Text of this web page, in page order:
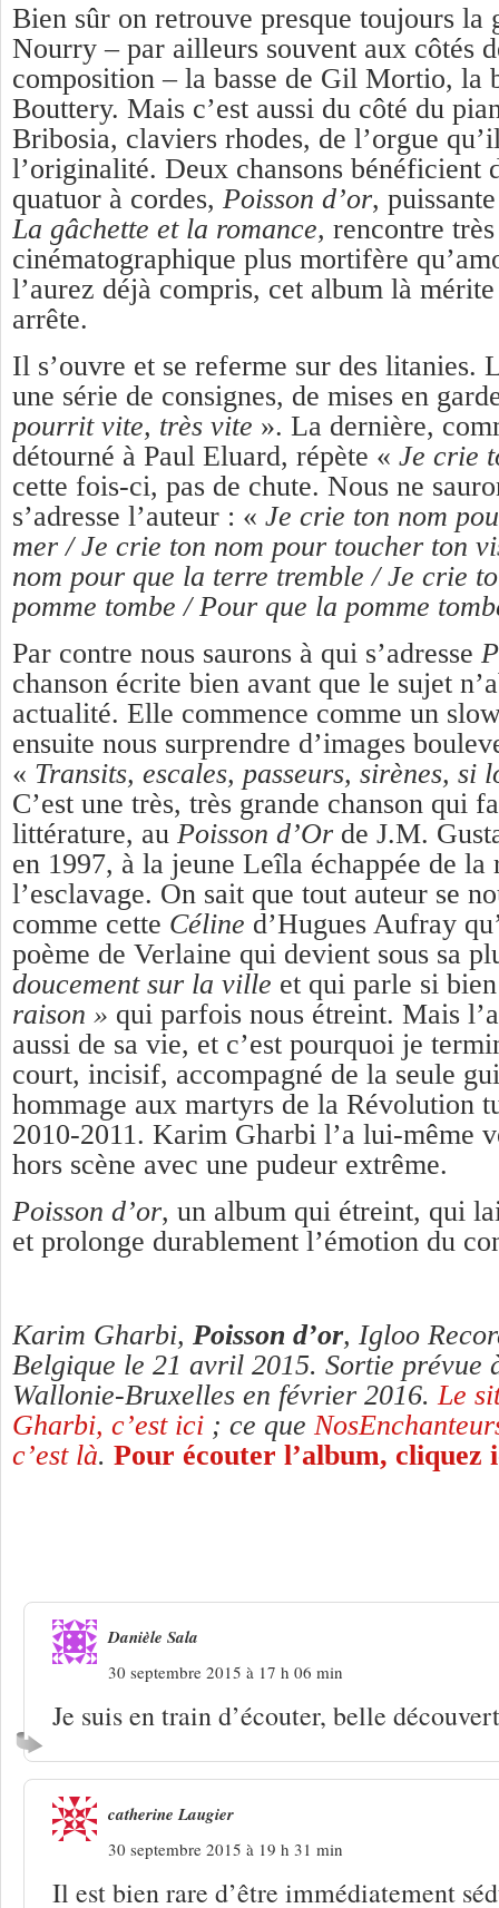
Bien sûr on retrouve presque toujours la
Nourry – par ailleurs souvent aux côtés
composition – la basse de Gil Mortio, la
Bouttery. Mais c’est aussi du côté du
Bribosia, claviers rhodes, de l’orgue
l’originalité. Deux chansons bénéficient
quatuor à cordes, Poisson d’or,
La gâchette et la romance, rencontre très
cinématographique plus mortifère
l’aurez déjà compris, cet album là mérite
arrête.
Il s’ouvre et se referme sur des litanies.
une série de consignes, de mises en
pourrit vite, très vite ». La dernière,
détourné à Paul Eluard, répète « Je crie
cette fois-ci, pas de chute. Nous ne
s’adresse l’auteur : « Je crie ton nom
mer / Je crie ton nom pour toucher ton
nom pour que la terre tremble / Je crie
pomme tombe / Pour que la pomme
Par contre nous saurons à qui s’adresse
chanson écrite bien avant que le sujet
actualité. Elle commence comme un
ensuite nous surprendre d’images
« Transits, escales, passeurs, sirènes, si
C’est une très, très grande chanson qui
littérature, au Poisson d’Or de J.M.
en 1997, à la jeune Leîla échappée de la
l’esclavage. On sait que tout auteur se
comme cette Céline d’Hugues Aufray
poème de Verlaine qui devient sous sa
doucement sur la ville et qui parle si
raison » qui parfois nous étreint. Mais
aussi de sa vie, et c’est pourquoi je
court, incisif, accompagné de la seule
hommage aux martyrs de la Révolution
2010-2011. Karim Gharbi l’a lui-même
hors scène avec une pudeur extrême.
Poisson d’or, un album qui étreint, qui
et prolonge durablement l’émotion du
Karim Gharbi, Poisson d’or, Igloo
Belgique le 21 avril 2015. Sortie prévue
Wallonie-Bruxelles en février 2016. Le
Gharbi, c’est ici ; ce que
c’est là. Pour écouter l’album, cliquez
Danièle Sala
30 septembre 2015 à 17 h 06 min
Je suis en train d’écouter, belle
catherine Laugier
30 septembre 2015 à 19 h 31 min
Il est bien rare d’être immédiatement